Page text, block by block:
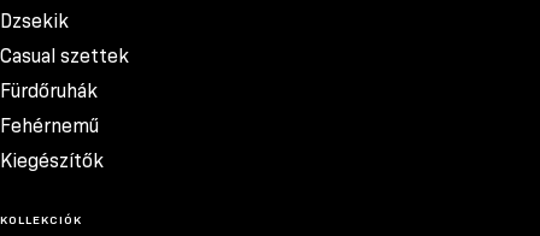
Dzsekik
Casual szettek
Fürdőruhák
Fehérnemű
Kiegészítők
KOLLEKCIÓK